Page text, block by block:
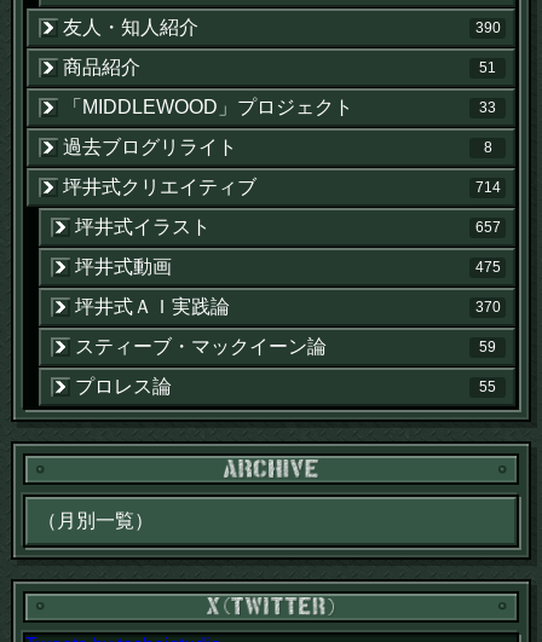
友人・知人紹介 390
商品紹介 51
「MIDDLEWOOD」プロジェクト 33
過去ブログリライト 8
坪井式クリエイティブ 714
坪井式イラスト 657
坪井式動画 475
坪井式ＡＩ実践論 370
スティーブ・マックイーン論 59
プロレス論 55